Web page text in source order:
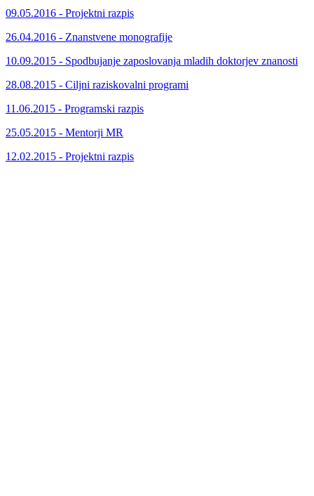
09.05.2016 - Projektni razpis
26.04.2016 - Znanstvene monografije
10.09.2015 - Spodbujanje zaposlovanja mladih doktorjev znanosti
28.08.2015 - Ciljni raziskovalni programi
11.06.2015 - Programski razpis
25.05.2015 - Mentorji MR
12.02.2015 - Projektni razpis